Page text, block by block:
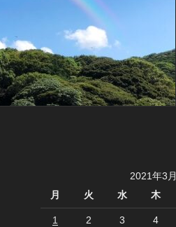
2021年3月
月
火 水 木
1 2 3 4